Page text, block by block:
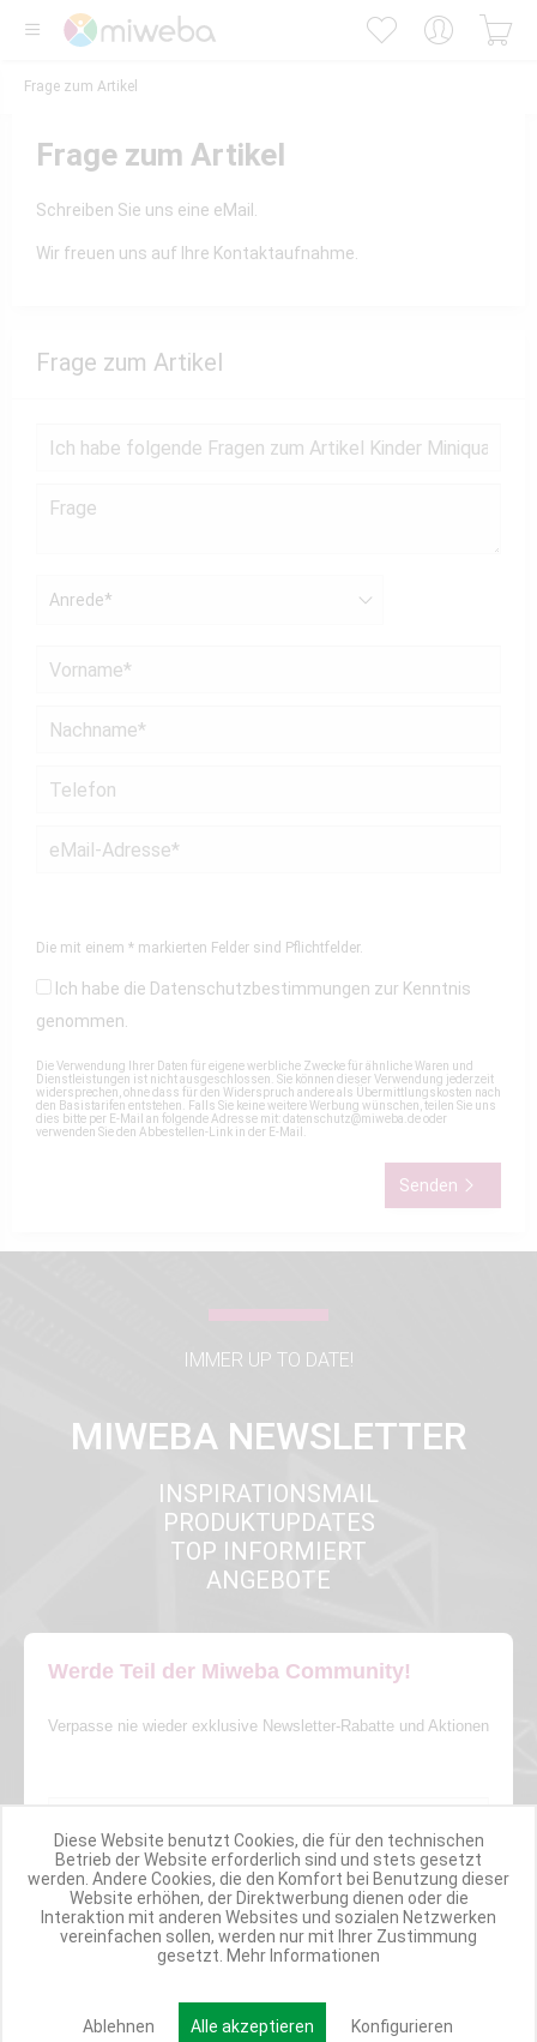
Frage zum Artikel
Frage zum Artikel
Schreiben Sie uns eine eMail.
Wir freuen uns auf Ihre Kontaktaufnahme.
Frage zum Artikel
Die mit einem * markierten Felder sind Pflichtfelder.
Ich habe die Datenschutzbestimmungen zur Kenntnis
genommen.
Die Verwendung Ihrer Daten für eigene werbliche Zwecke für ähnliche Waren und
Dienstleistungen ist nicht ausgeschlossen. Sie können dieser Verwendung jederzeit
widersprechen, ohne dass für den Widerspruch andere als Übermittlungskosten nach
den Basistarifen entstehen. Falls Sie keine weitere Werbung wünschen, teilen Sie uns
dies bitte per E-Mail an folgende Adresse mit: datenschutz@miweba.deoder
verwenden Sie den Abbestellen-Link in der E-Mail.
Senden
IMMER UP TO DATE!
MIWEBA NEWSLETTER
INSPIRATIONSMAIL
PRODUKTUPDATES
TOP INFORMIERT
ANGEBOTE
Werde Teil der Miweba Community!
Verpasse nie wieder exklusive Newsletter-Rabatte und Aktionen
Anmelden
Kundenservice/Widerruf
Diese Website benutzt Cookies, die für den technischen
Betrieb der Website erforderlich sind und stets gesetzt
werden. Andere Cookies, die den Komfort bei Benutzung dieser
Website erhöhen, der Direktwerbung dienen oder die
Interaktion mit anderen Websites und sozialen Netzwerken
vereinfachen sollen, werden nur mit Ihrer Zustimmung
gesetzt. Mehr Informationen
Ablehnen Alle akzeptieren Konfigurieren